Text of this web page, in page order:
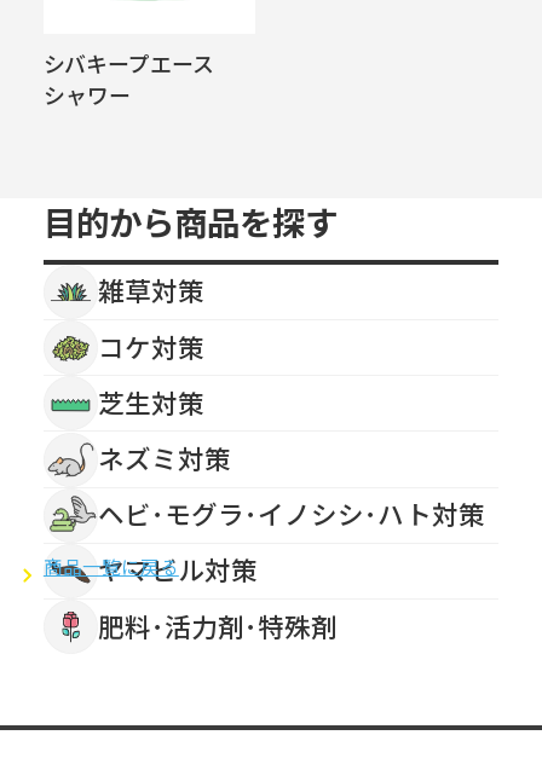
シバキープエース
シャワー
商品一覧に戻る
目的から商品を探す
雑草対策
コケ対策
芝生対策
ネズミ対策
ヘビ･モグラ･イノシシ･ハト対策
ヤマビル対策
肥料･活力剤･特殊剤